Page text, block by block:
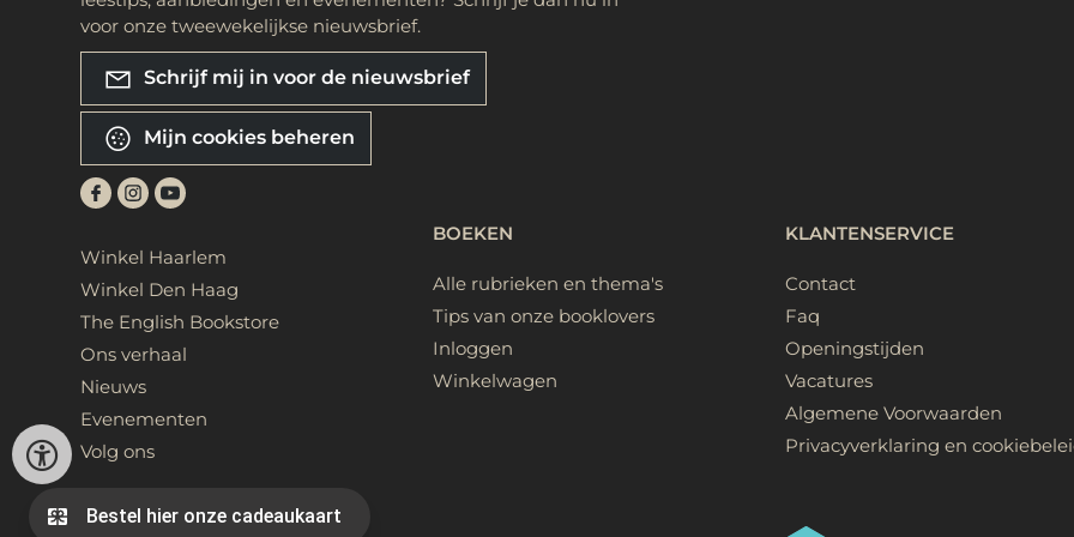
voor onze tweewekelijkse nieuwsbrief.
Schrijf mij in voor de nieuwsbrief
Mijn cookies beheren
Winkel Haarlem
Winkel Den Haag
The English Bookstore
Ons verhaal
Nieuws
Evenementen
Volg ons
BOEKEN
Alle rubrieken en thema's
Tips van onze booklovers
Inloggen
Winkelwagen
KLANTENSERVICE
Contact
Faq
Openingstijden
Vacatures
Algemene Voorwaarden
Privacyverklaring en